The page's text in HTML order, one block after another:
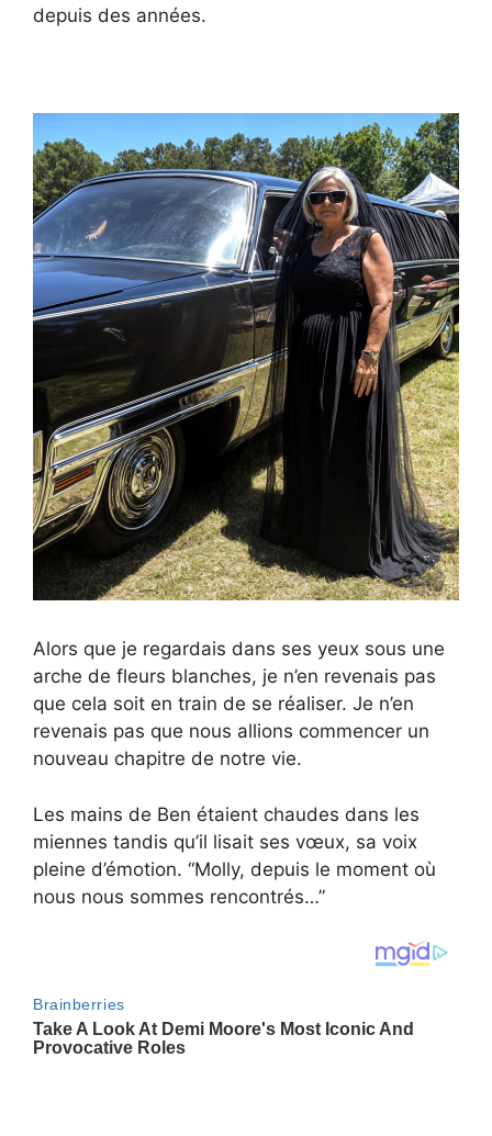
depuis des années.
Alors que je regardais dans ses yeux sous une
arche de fleurs blanches, je n’en revenais pas
que cela soit en train de se réaliser. Je n’en
revenais pas que nous allions commencer un
nouveau chapitre de notre vie.
Les mains de Ben étaient chaudes dans les
miennes tandis qu’il lisait ses vœux, sa voix
pleine d’émotion. “Molly, depuis le moment où
nous nous sommes rencontrés…”